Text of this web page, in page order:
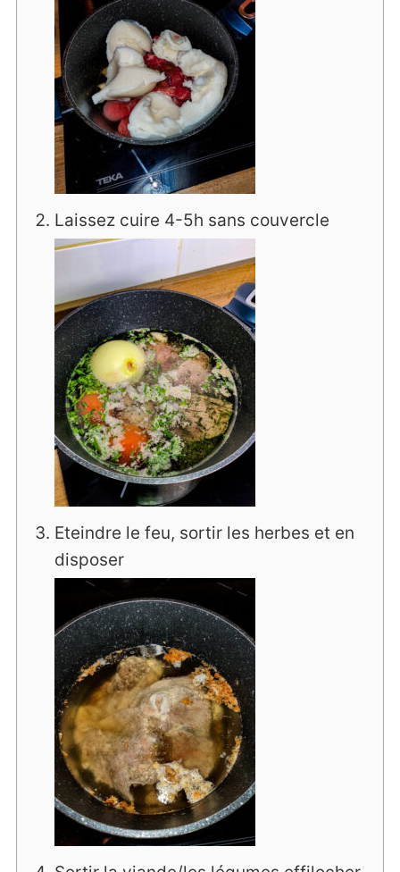
Laissez cuire 4-5h sans couvercle
Eteindre le feu, sortir les herbes et en
disposer